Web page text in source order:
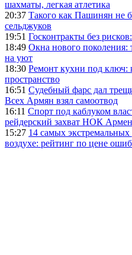
шахматы, легкая атлетика
20:37 Такого как Пашинян не
сельджуков
19:51 Госконтракты без
18:49 Окна нового поколения:
на уют
18:30 Ремонт кухни под ключ:
пространство
16:51 Судебный фарс дал
Всех Армян взял самоотвод
16:11 Спорт под каблуком
рейдерский захват НОК
15:27 14 самых
воздухе: рейтинг по цене